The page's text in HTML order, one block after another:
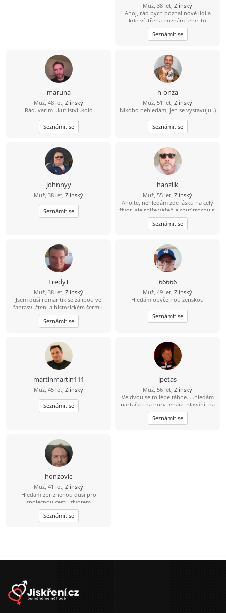
Muž, 38 let, Zlínský
Ahoj, rád bych poznal nové lidi a
kdo ví, třeba poznám tebe, tu
pravou...
Seznámit se
maruna
Muž, 48 let, Zlínský
Rád..varim ..kutilství..kolo
Seznámit se
h-onza
Muž, 51 let, Zlínský
Nikoho nehledám, jen se vystavuju..)
Seznámit se
johnnyy
Muž, 38 let, Zlínský
Seznámit se
hanzlik
Muž, 55 let, Zlínský
Ahojte, nehledám zde lásku na celý
život, ale spíše vášeň a chuť trochu si
ještě užít sexu. Nabízím diskrétnost,
serióznost, mobilitu a hlavně velkou
chuť. Pokud jsi na tom podobně,
Seznámit se
FredyT
Muž, 38 let, Zlínský
Jsem duší romantik se zálibou ve
fantasy, čtení a historickém šermu.
Rád si zajdu do kina a na různé akce.
Nekuřák a pijící jen příležitostně,
nebo lépe nikdy.
Seznámit se
66666
Muž, 49 let, Zlínský
Hledám obyčejnou ženskou
Seznámit se
martinmartin111
Muž, 45 let, Zlínský
Seznámit se
jpetas
Muž, 56 let, Zlínský
Ve dvou se to lépe táhne.....hledám
parťačku na hory, ebajk, plavání, na
fajn zážitky i běžné dny. Holku s
kterým mi bude fajn. Pokud tě můj
profil zaujal... šest nula osm šest
Seznámit se
honzovic
Muž, 41 let, Zlínský
Hledam zpriznenou dusi pro
spolecnou cestu zivotem
Seznámit se